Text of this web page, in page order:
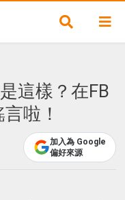
這樣？在FB
啦！
加入為 Google
偏好來源